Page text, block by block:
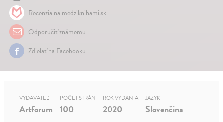
Recenzia na medziknihami.sk
Odporučiť známemu
Zdielať na Facebooku
VYDAVATEĽ
Artforum
POČET STRÁN
100
ROK VYDANIA
2020
JAZYK
Slovenčina